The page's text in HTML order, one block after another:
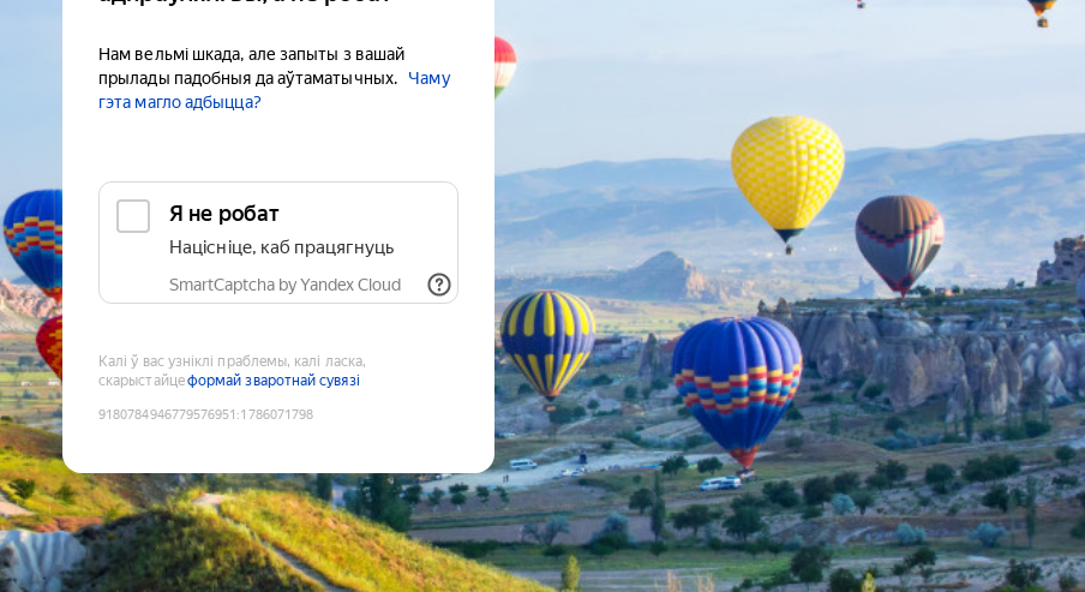
Нам вельмі шкада, але запыты з вашай
прылады падобныя да аўтаматычных.
Чаму
гэта магло адбыцца?
Я не робат
Націсніце, каб працягнуць
SmartCaptcha by Yandex Cloud
Калі ў вас узніклі праблемы, калі ласка,
скарыстайцеформай зваротнай сувязі
9180784946779576951 :1786071798